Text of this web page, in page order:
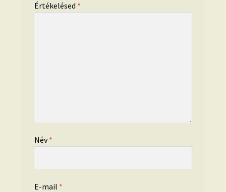
Értékelésed *
Név*
E-mail *